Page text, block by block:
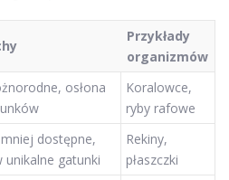
Przykłady
organizmów
osłona
Koralowce,
ryby rafowe
dostępne,
unikalne gatunki
Rekiny,
płaszczki